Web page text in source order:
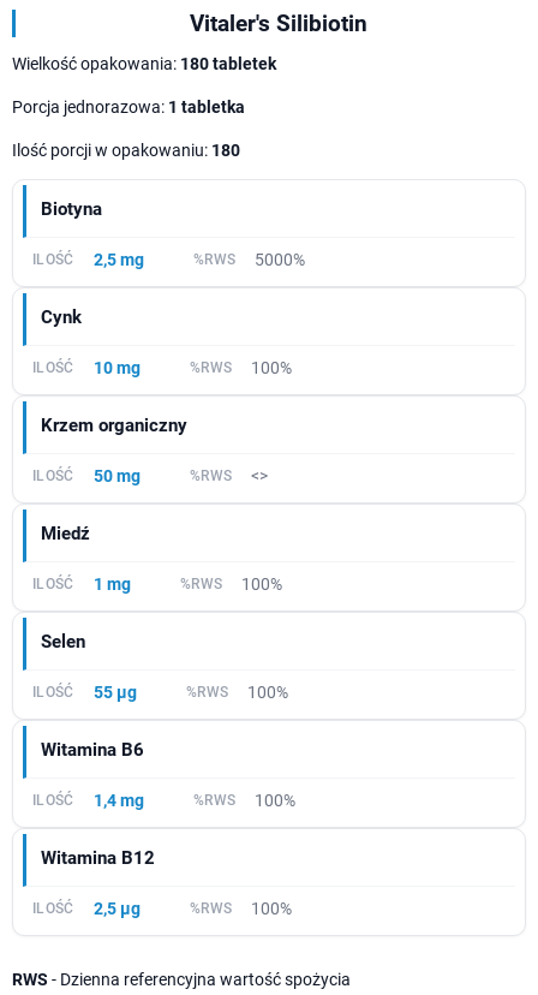
Vitaler's Silibiotin
Wielkość opakowania: 180 tabletek
Porcja jednorazowa: 1 tabletka
Ilość porcji w opakowaniu: 180
Biotyna
2,5 mg 5000%
Cynk
10 mg 100%
Krzem organiczny
50 mg <>
Miedź
1 mg 100%
Selen
55 µg 100%
Witamina B6
1,4 mg 100%
Witamina B12
2,5 µg 100%
RWS - Dzienna referencyjna wartość spożycia